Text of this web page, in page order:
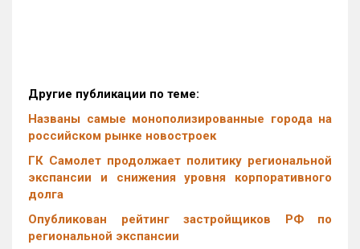
Другие публикации по теме:
Названы самые монополизированные города на
российском рынке новостроек
ГК Самолет продолжает политику региональной
экспансии и снижения уровня корпоративного
долга
Опубликован рейтинг застройщиков РФ по
региональной экспансии